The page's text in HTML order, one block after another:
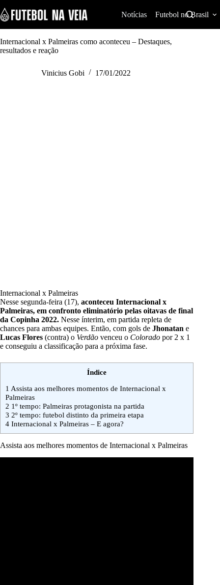
k
i
p
t
o
Notícias Futebol no Brasil
Internacional x Palmeiras como aconteceu – Destaques,
resultados e reação
Vinicius Gobi 17/01/2022
Internacional x Palmeiras
Nesse segunda-feira (17), aconteceu Internacional x
Palmeiras, em confronto eliminatório pelas oitavas de final
da Copinha 2022. Nesse ínterim, em partida repleta de
chances para ambas equipes. Então, com gols de Jhonatan e
Lucas Flores (contra) o Verdão venceu o Colorado por 2 x 1
e conseguiu a classificação para a próxima fase.
Índice
1 Assista aos melhores momentos de Internacional x
Palmeiras
2 1º tempo: Palmeiras protagonista na partida
3 2º tempo: futebol distinto da primeira etapa
4 Internacional x Palmeiras – E agora?
Assista aos melhores momentos de Internacional x Palmeiras